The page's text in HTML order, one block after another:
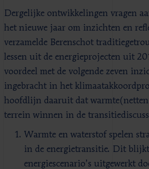
Dergelijke ontwikkelingen vragen
het nieuwe jaar om inzichten en
verzamelde Berenschot
lessen uit de energieprojecten uit
voordeel met de volgende zeven
ingebracht in het
hoofdlijn daaruit dat
terrein winnen in de
Warmte en waterstof spelen
in de energietransitie. Dit
energiescenario’s uitgewerkt